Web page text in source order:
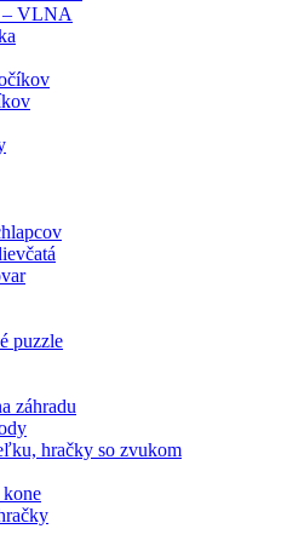
– VLNA
puzzle
záhradu
hračky so zvukom